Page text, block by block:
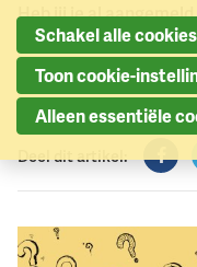
Heb jij je al aangemeld
maandagavond 10
3 oktober 2022
Deel dit artikel:
Schakel alle
Toon cookie-
Alleen essentiële